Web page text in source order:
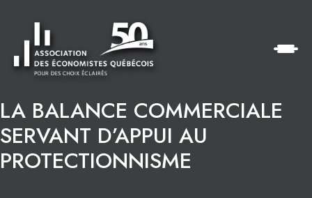
LA BALANCE COMMERCIALE
SERVANT D’APPUI AU
PROTECTIONNISME